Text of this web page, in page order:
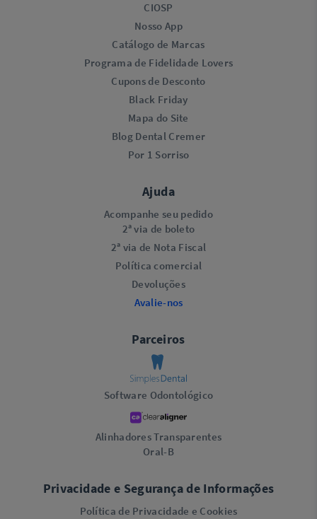
CIOSP
Nosso App
Catálogo de Marcas
Programa de Fidelidade Lovers​
Cupons de Desconto
Black Friday
Mapa do Site
Blog Dental Cremer
Por 1 Sorriso
Ajuda
Acompanhe seu pedido
2ª via de boleto
2ª via de Nota Fiscal
Política comercial
Devoluções
Avalie-nos
Parceiros
Software Odontológico
Alinhadores Transparentes
Oral-B
Privacidade e Segurança de Informações
Política de Privacidade e Cookies